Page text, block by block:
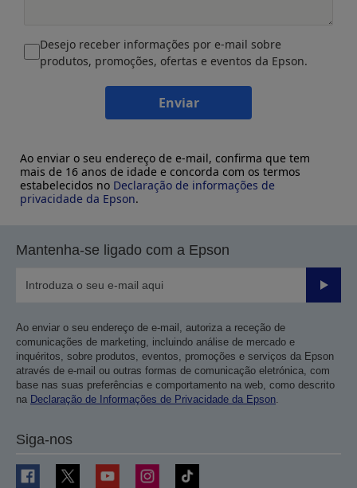
Desejo receber informações por e-mail sobre
produtos, promoções, ofertas e eventos da Epson.
Enviar
Ao enviar o seu endereço de e-mail, confirma que tem
mais de 16 anos de idade e concorda com os termos
estabelecidos no Declaração de informações de
privacidade da Epson.
Mantenha-se ligado com a Epson
Enviar
Ao enviar o seu endereço de e-mail, autoriza a receção de
comunicações de marketing, incluindo análise de mercado e
inquéritos, sobre produtos, eventos, promoções e serviços da Epson
através de e-mail ou outras formas de comunicação eletrónica, com
base nas suas preferências e comportamento na web, como descrito
na Declaração de Informações de Privacidade da Epson.
Siga-nos